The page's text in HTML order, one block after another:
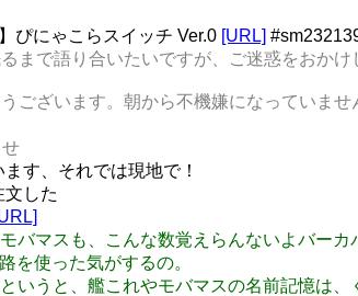
ぴにゃこらスイッチ Ver.0 [URL]
まで語り合いたいですが、ご迷惑をおか
ございます。朝から不機嫌になっていま
す、それでは現地で！
した
バマスも、こんな数覚えらんないよバー
を使った気がするの。
いうと、艦これやモバマスの名前記憶は